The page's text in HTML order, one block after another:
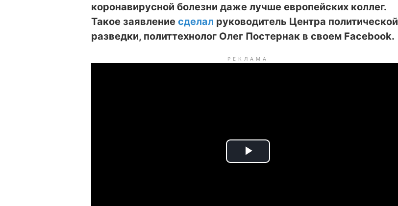
коронавирусной болезни даже лучше европейских коллег.
Такое заявление сделал руководитель Центра политической
разведки, политтехнолог Олег Постернак в своем Facebook.
РЕКЛАМА
P